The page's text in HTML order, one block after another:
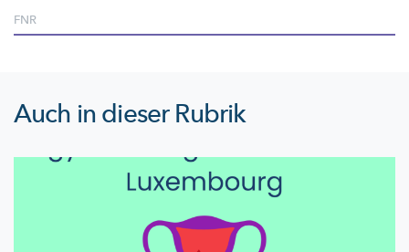
FNR
Auch in dieser Rubrik